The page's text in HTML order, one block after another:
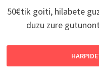
50€tik goiti, hilabete
duzu zure